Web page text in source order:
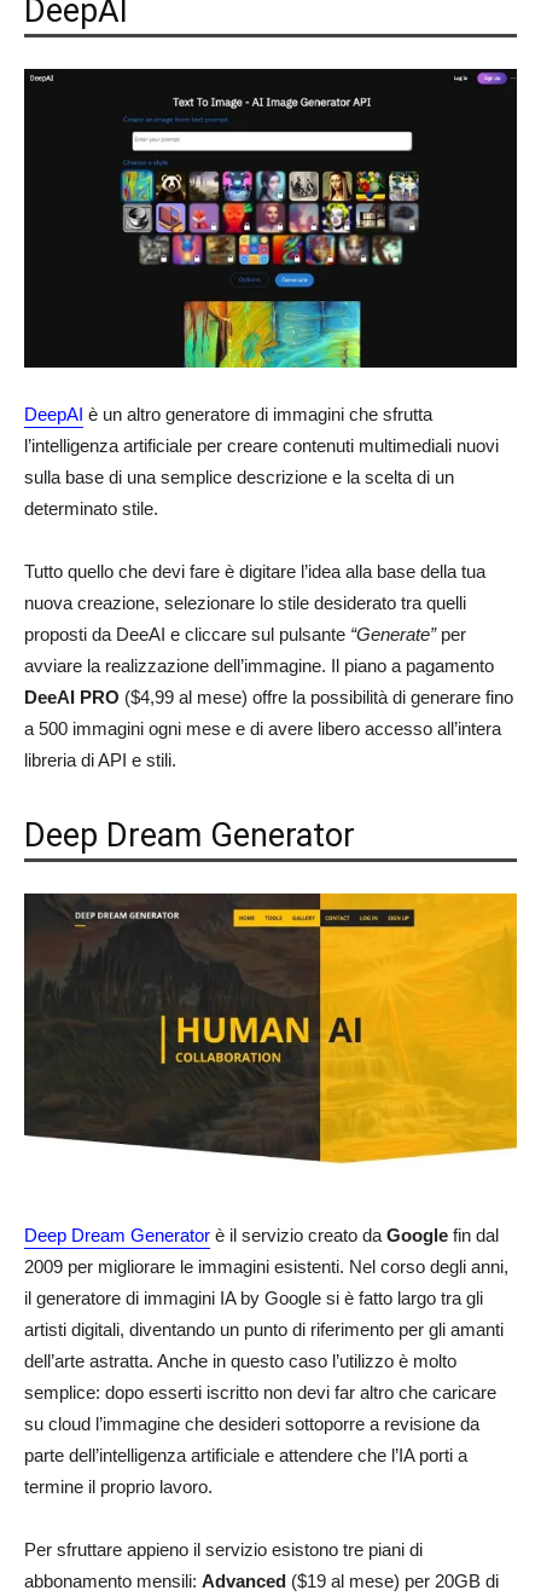
DeepAI
DeepAI è un altro generatore di immagini che sfrutta
l’intelligenza artificiale per creare contenuti multimediali nuovi
sulla base di una semplice descrizione e la scelta di un
determinato stile.
Tutto quello che devi fare è digitare l’idea alla base della tua
nuova creazione, selezionare lo stile desiderato tra quelli
proposti da DeeAI e cliccare sul pulsante “Generate”per
avviare la realizzazione dell’immagine. Il piano a pagamento
DeeAI PRO ($4,99 al mese) offre la possibilità di generare fino
a 500 immagini ogni mese e di avere libero accesso all’intera
libreria di API e stili.
Deep Dream Generator
Deep Dream Generator è il servizio creato da Google fin dal
2009 per migliorare le immagini esistenti. Nel corso degli anni,
il generatore di immagini IA by Google si è fatto largo tra gli
artisti digitali, diventando un punto di riferimento per gli amanti
dell’arte astratta. Anche in questo caso l’utilizzo è molto
semplice: dopo esserti iscritto non devi far altro che caricare
su cloud l’immagine che desideri sottoporre a revisione da
parte dell’intelligenza artificiale e attendere che l’IA porti a
termine il proprio lavoro.
Per sfruttare appieno il servizio esistono tre piani di
abbonamento mensili: Advanced ($19 al mese) per 20GB di